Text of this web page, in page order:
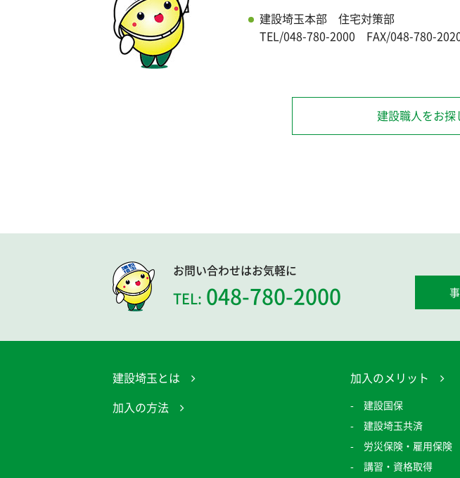
建設埼玉本部 住宅対策部
TEL/048-780-2000 FAX/048-780-
建設職人をお探
お問い合わせはお気軽に
TEL: 048-780-2000
建設埼玉とは
加入の方法
加入のメリット
建設国保
建設埼玉共済
労災保険・雇用保険
講習・資格取得